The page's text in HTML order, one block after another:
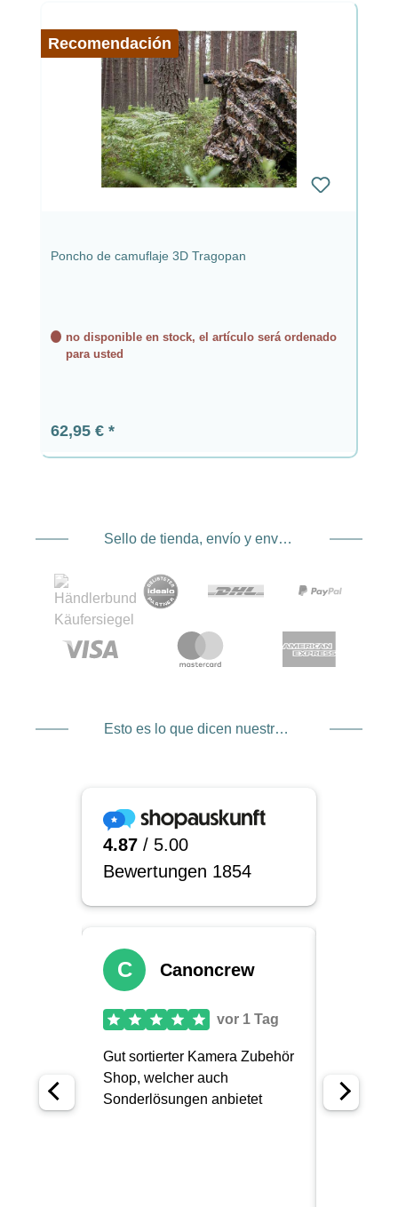
Recomendación
Poncho de camuflaje 3D Tragopan
no disponible en stock, el artículo será ordenado
para usted
Precio normal:
62,95 €
Sello de tienda, envío y envío. Proveedor de servicios de pago
Esto es lo que dicen nuestros clientes